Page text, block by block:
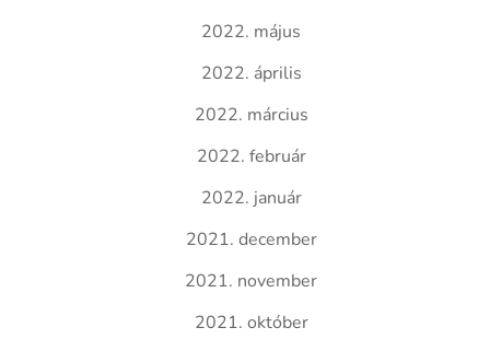
2022. május
2022. április
2022. március
2022. február
2022. január
2021. december
2021. november
2021. október